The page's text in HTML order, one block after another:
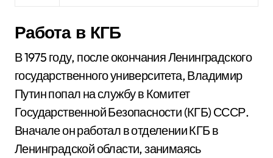
Работа в КГБ
В 1975 году, после окончания Ленинградского
государственного университета, Владимир
Путин попал на службу в Комитет
Государственной Безопасности (КГБ) СССР.
Вначале он работал в отделении КГБ в
Ленинградской области, занимаясь